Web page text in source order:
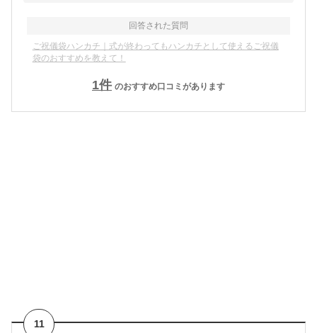
回答された質問
ご祝儀袋ハンカチ｜式が終わってもハンカチとして使えるご祝儀
袋のおすすめを教えて！
1件 のおすすめ口コミがあります
11